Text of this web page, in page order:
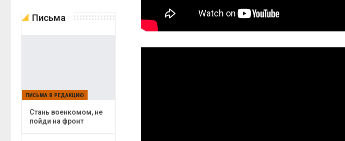
Письма
ПИСЬМА В РЕДАКЦИЮ
Cтань военкомом, не
пойди на фронт